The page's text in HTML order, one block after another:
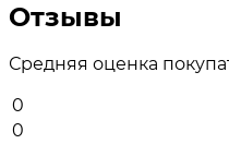
Отзывы
Средняя оценка
0
0